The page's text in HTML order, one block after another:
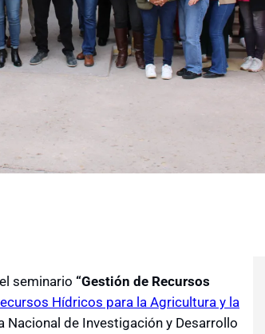
seminario “Gestión de Recursos
Hídricos para la Agricultura y la
de Investigación y Desarrollo